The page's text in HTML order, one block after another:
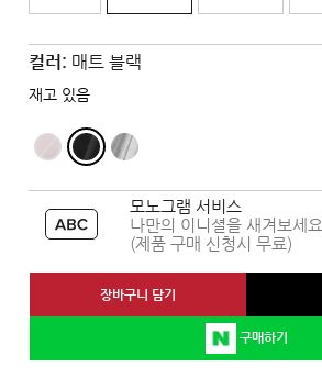
컬러: 매트 블랙
재고 있음
모노그램 서비스
나만의 이니셜을 새겨보세요.
(제품 구매 신청시 무료)
장바구니 담기
구매하기